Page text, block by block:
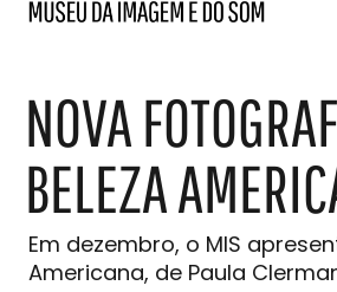
e
do
Som
NOVA
BELEZA
Em dezembro, o MIS
Americana, de Paula